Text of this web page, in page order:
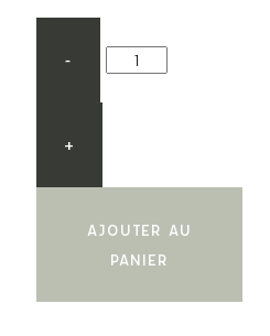
-
+
AJOUTER AU
PANIER